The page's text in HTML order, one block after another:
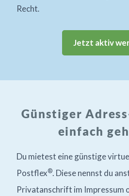
Recht.
Jetzt aktiv
Günstiger
einfach
Du mietest eine günstige
Postflex®. Diese nennst du
Privatanschrift im Impressum